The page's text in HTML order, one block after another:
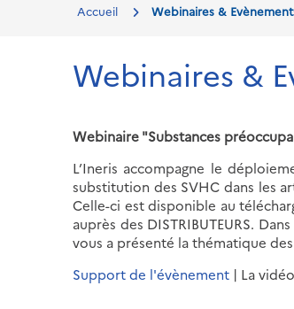
Accueil Webinaires &
Webinaires &
Webinaire "Substances
L’Ineris accompagne le
substitution des SVHC dans les
Celle-ci est disponible au
auprès des DISTRIBUTEURS.
vous a présenté la thématique
Support de l'évènement | La